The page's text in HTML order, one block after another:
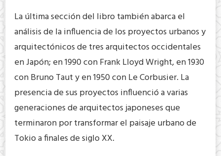
La última sección del libro también abarca el
análisis de la influencia de los proyectos urbanos y
arquitectónicos de tres arquitectos occidentales
en Japón; en 1990 con Frank Lloyd Wright, en 1930
con Bruno Taut y en 1950 con Le Corbusier. La
presencia de sus proyectos influenció a varias
generaciones de arquitectos japoneses que
terminaron por transformar el paisaje urbano de
Tokio a finales de siglo XX.